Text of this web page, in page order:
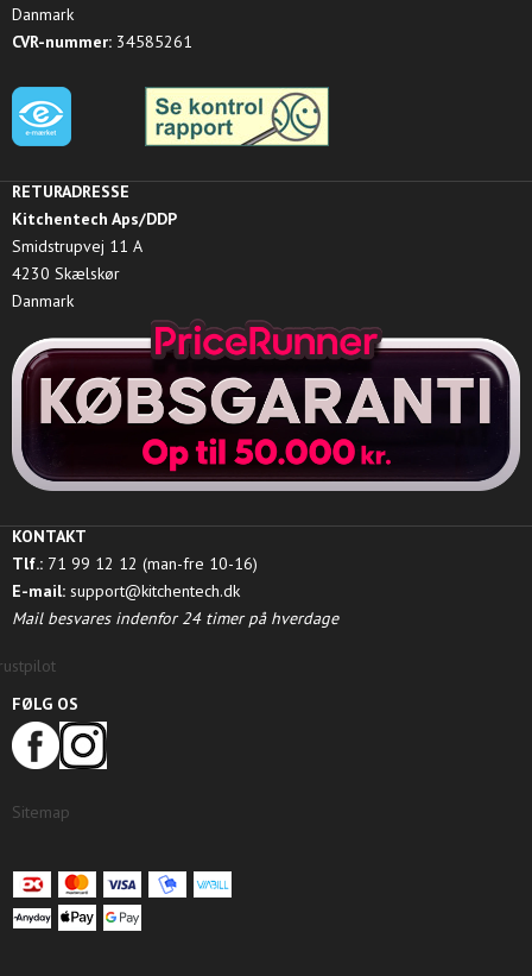
Danmark
CVR-nummer: 34585261
RETURADRESSE
Kitchentech Aps/DDP
Smidstrupvej 11 A
4230 Skælskør
Danmark
KONTAKT
Tlf.: 71 99 12 12 (man-fre 10-16)
E-mail: support@kitchentech.dk
Mail besvares indenfor 24 timer på hverdage
FØLG OS
Sitemap